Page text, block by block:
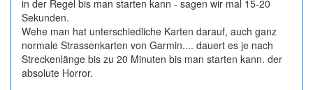
in der Regel bis man starten kann - sagen wir mal 15-20
Sekunden.
Wehe man hat unterschiedliche Karten darauf, auch ganz
normale Strassenkarten von Garmin.... dauert es je nach
Streckenlänge bis zu 20 Minuten bis man starten kann. der
absolute Horror.